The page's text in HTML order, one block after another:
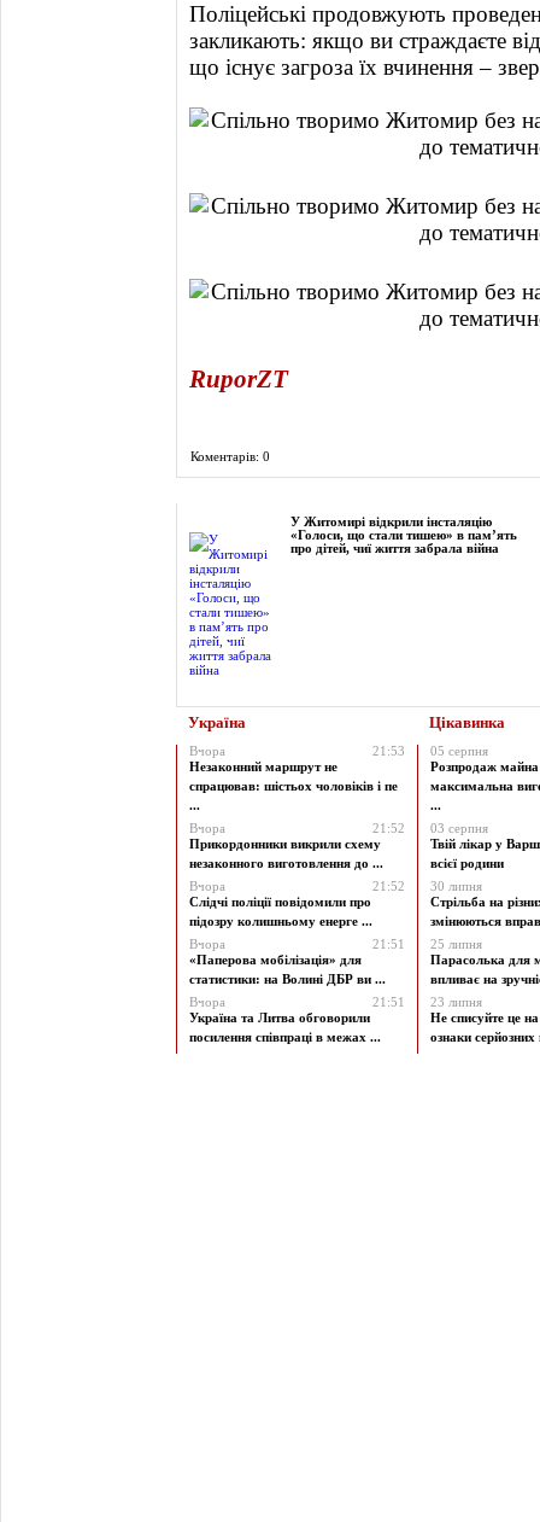
Поліцейські продовжують
закликають: якщо ви страждаєте
що існує загроза їх вчинення –
RuporZT
Коментарів: 0
У Житомирі відкрили інсталяцію
«Голоси, що стали тишею» в пам’ять
про дітей, чиї життя забрала війна
Україна Цікавинка
Вчора
21:53
Незаконний маршрут не
спрацював: шістьох чоловіків і пе
...
Вчора
21:52
Прикордонники викрили схему
незаконного виготовлення до ...
Вчора
21:52
Слідчі поліції повідомили про
підозру колишньому енерге ...
Вчора
21:51
«Паперова мобілізація» для
статистики: на Волині ДБР ви ...
Вчора
21:51
Україна та Литва обговорили
посилення співпраці в межах ...
05 серпня
Розпродаж майна
максимальна
...
03 серпня
Твій лікар у
всієї родини
30 липня
Стрільба на
змінюються
25 липня
Парасолька для
впливає на
23 липня
Не списуйте це
ознаки